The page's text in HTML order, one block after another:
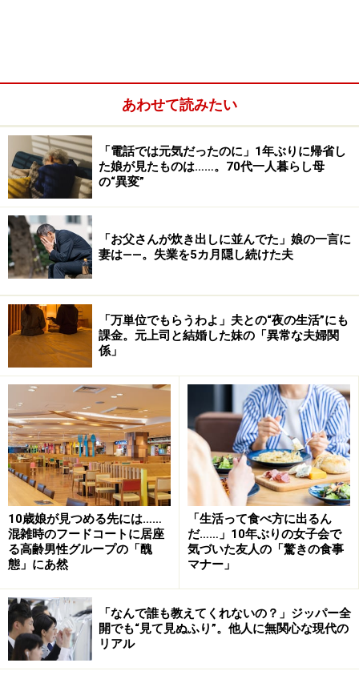
つい先日も、食後にテレビを観ていると、同世代の女性
タレントに対して「この人、老けたわねえ」としみじみ
言う。あるいは「どうしてこんなに太ってるんだろ。醜
いよね」など言いたい放題。そこへ帰ってきた娘がしば
らく様子を見ながら、「お母さんって、最近、誰に対し
ても何に対しても文句ばかり言ってるよね」とあきれた
ように言った。
「言ってないわよと反論した妻に対して娘は、『この前
もさ、どこそこのコロッケが小さくなったとか、おまん
じゅうが小さくなったとか言ってたじゃない』と返し
た。『それは値段が変わらなくてもモノが小さくなれば
実質値上げと一緒だという意味よ』と妻が言うと、娘は
で作れば？』って。娘の言い方もキツいですが、言って
いることは分からなくはない。文句を言っても始まらな
いということ。でもそれを聞いた妻は『あんたに私の苦
労が分かるはずない』と叫んでいました」
あわせて読みたい
「電話では元気だったのに」1年ぶりに帰省し
た娘が見たものは……。70代一人暮らし母
の“異変”
「お父さんが炊き出しに並んでた」娘の一言に
妻は――。失業を5カ月隠し続けた夫
「万単位でもらうわよ」夫との“夜の生活”にも
課金。元上司と結婚した妹の「異常な夫婦関
係」
10歳娘が見つめる先には……
混雑時のフードコートに居座
る高齢男性グループの「醜
態」にあ然
「生活って食べ方に出るん
だ……」10年ぶりの女子会で
気づいた友人の「驚きの食事
マナー」
「なんで誰も教えてくれないの？」ジッパー全
開でも“見て見ぬふり”。他人に無関心な現代の
リアル